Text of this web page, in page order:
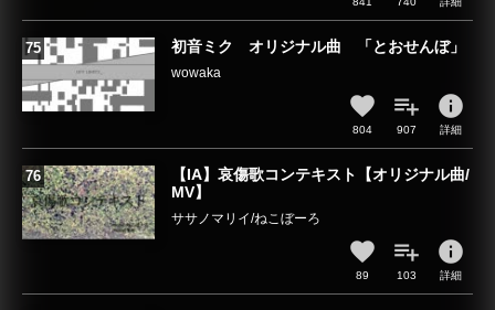
初音ミク オリジナル曲 「とおせんぼ」
wowaka
804 907
info
詳細
【IA】哀傷歌コンテキスト【オリジナル曲/
MV】
ササノマリイ/ねこぼーろ
89 103
info
詳細